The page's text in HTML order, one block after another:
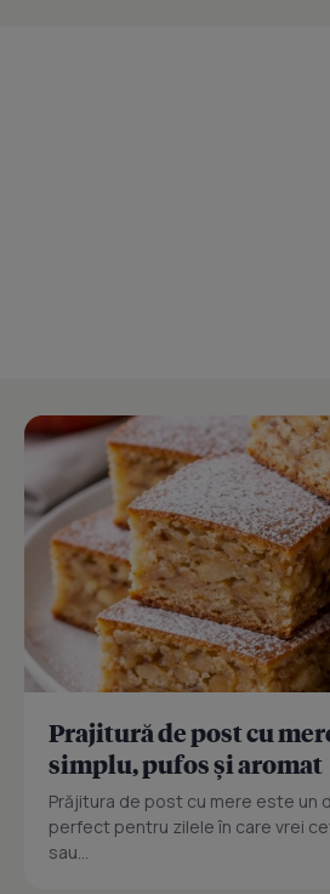
Prajitură de post cu
simplu, pufos și aromat
Prăjitura de post cu mere este un
perfect pentru zilele în care vrei
sau...